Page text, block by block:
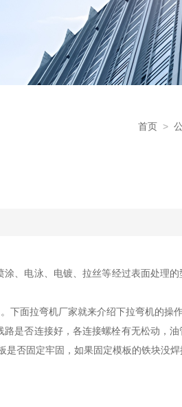
首页 >
、电泳、电镀、拉丝等经过表面处理
面拉弯机厂家就来介绍下拉弯机的操作
否连接好，各连接螺栓有无松动，
否固定牢固，如果固定模板的铁块没